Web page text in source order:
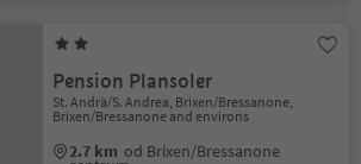
Pension Plansoler
St. Andrä/S. Andrea, Brixen/Bressanone,
Brixen/Bressanone and environs
2.7 km od Brixen/Bressanone